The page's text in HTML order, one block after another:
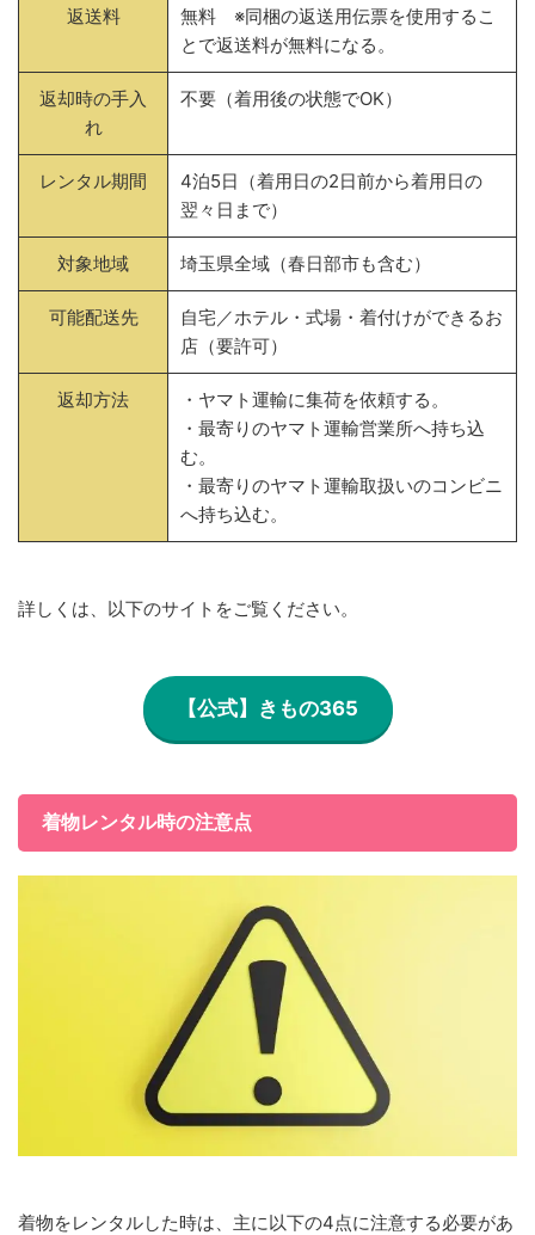
返送料
無料 ※同梱の返送用伝票を使用するこ
とで返送料が無料になる。
返却時の手入
れ
不要（着用後の状態でOK）
レンタル期間
4泊5日（着用日の2日前から着用日の
翌々日まで）
対象地域 埼玉県全域（春日部市も含む）
可能配送先
自宅／ホテル・式場・着付けができるお
店（要許可）
返却方法
・ヤマト運輸に集荷を依頼する。
・最寄りのヤマト運輸営業所へ持ち込
む。
・最寄りのヤマト運輸取扱いのコンビニ
へ持ち込む。
詳しくは、以下のサイトをご覧ください。
【公式】きもの365
着物レンタル時の注意点
着物をレンタルした時は、主に以下の4点に注意する必要があ